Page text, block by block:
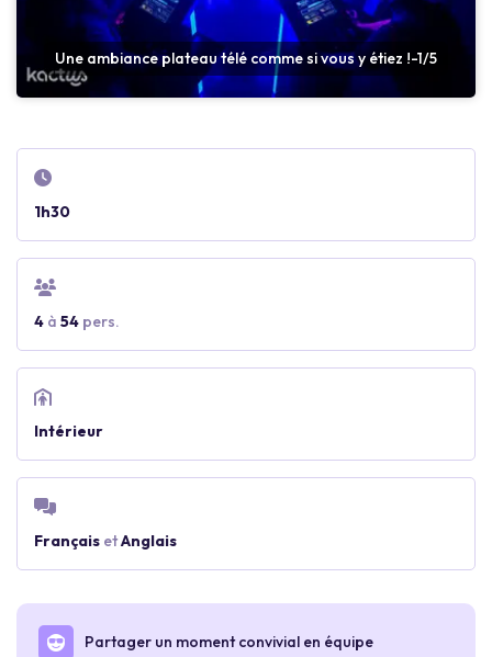
Une ambiance plateau télé comme si vous y étiez !-1/5
1h30
4 à 54 pers.
Intérieur
Français etAnglais
Partager un moment convivial en équipe